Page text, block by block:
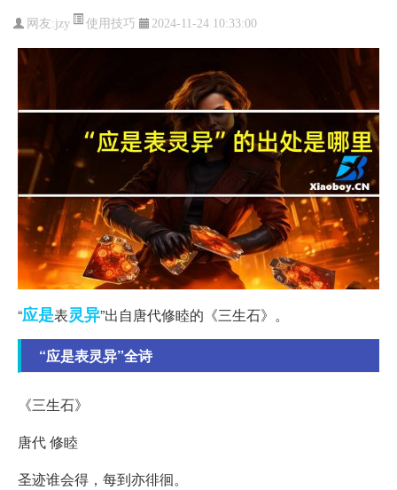
网友:jzy 使用技巧 2024-11-24 10:33:00
“应是表灵异”出自唐代修睦的《三生石》。
“应是表灵异”全诗
《三生石》
唐代 修睦
圣迹谁会得，每到亦徘徊。